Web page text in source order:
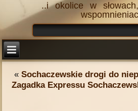
..i okolice w
« Sochaczewskie drogi do
Zagadka Expressu